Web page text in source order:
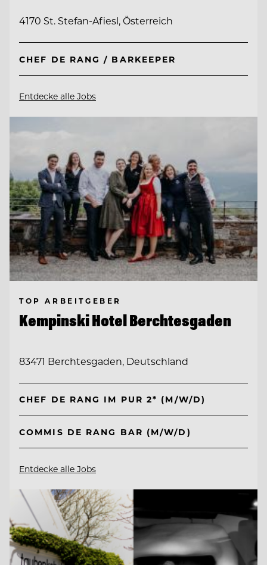
4170 St. Stefan-Afiesl, Österreich
CHEF DE RANG / BARKEEPER
Entdecke alle Jobs
TOP ARBEITGEBER
Kempinski Hotel Berchtesgaden
83471 Berchtesgaden, Deutschland
CHEF DE RANG IM PUR 2* (M/W/D)
COMMIS DE RANG BAR (M/W/D)
Entdecke alle Jobs